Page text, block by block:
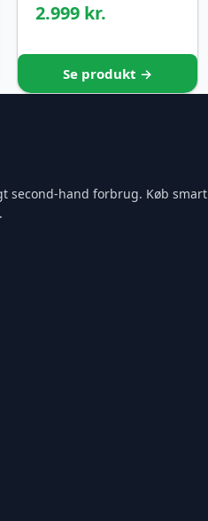
2.999 kr.
Se produkt →
second-hand forbrug. Køb smart